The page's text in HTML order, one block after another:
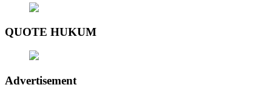
QUOTE HUKUM
Advertisement